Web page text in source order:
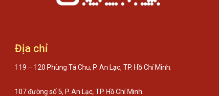
Địa chỉ
119 – 120 Phùng Tá Chu, P. An Lạc, TP. Hồ Chí Minh.
107 đường số 5, P. An Lạc, TP. Hồ Chí Minh.